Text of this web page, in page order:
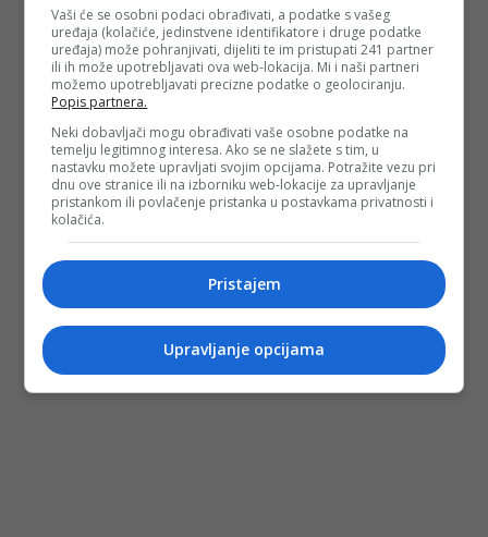
se s ljekarom oko metoda liječenja.
N1.hr/DEPO PORTAL/af)
PODIJELI NA
Depo.bapratite putem društvenih mrežaTwitteriFacebook
Vaši će se osobni podaci obrađivati, a podatke s vašeg
uređaja (kolačiće, jedinstvene identifikatore i druge podatke
uređaja) može pohranjivati, dijeliti te im pristupati 241 partner
ili ih može upotrebljavati ova web-lokacija. Mi i naši partneri
možemo upotrebljavati precizne podatke o geolociranju.
Popis partnera.
Neki dobavljači mogu obrađivati vaše osobne podatke na
temelju legitimnog interesa. Ako se ne slažete s tim, u
nastavku možete upravljati svojim opcijama. Potražite vezu pri
dnu ove stranice ili na izborniku web-lokacije za upravljanje
pristankom ili povlačenje pristanka u postavkama privatnosti i
kolačića.
Pristajem
Upravljanje opcijama